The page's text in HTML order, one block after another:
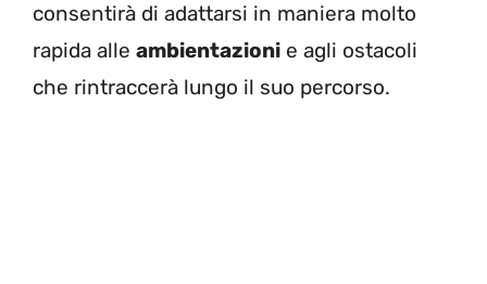
consentirà di adattarsi in maniera molto
rapida alle ambientazioni e agli ostacoli
che rintraccerà lungo il suo percorso.